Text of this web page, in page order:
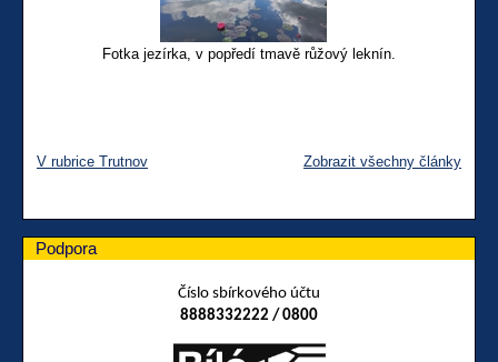
Fotka jezírka, v popředí tmavě růžový leknín.
V rubrice Trutnov Zobrazit všechny články
Podpora
Číslo sbírkového účtu
8888332222 / 0800